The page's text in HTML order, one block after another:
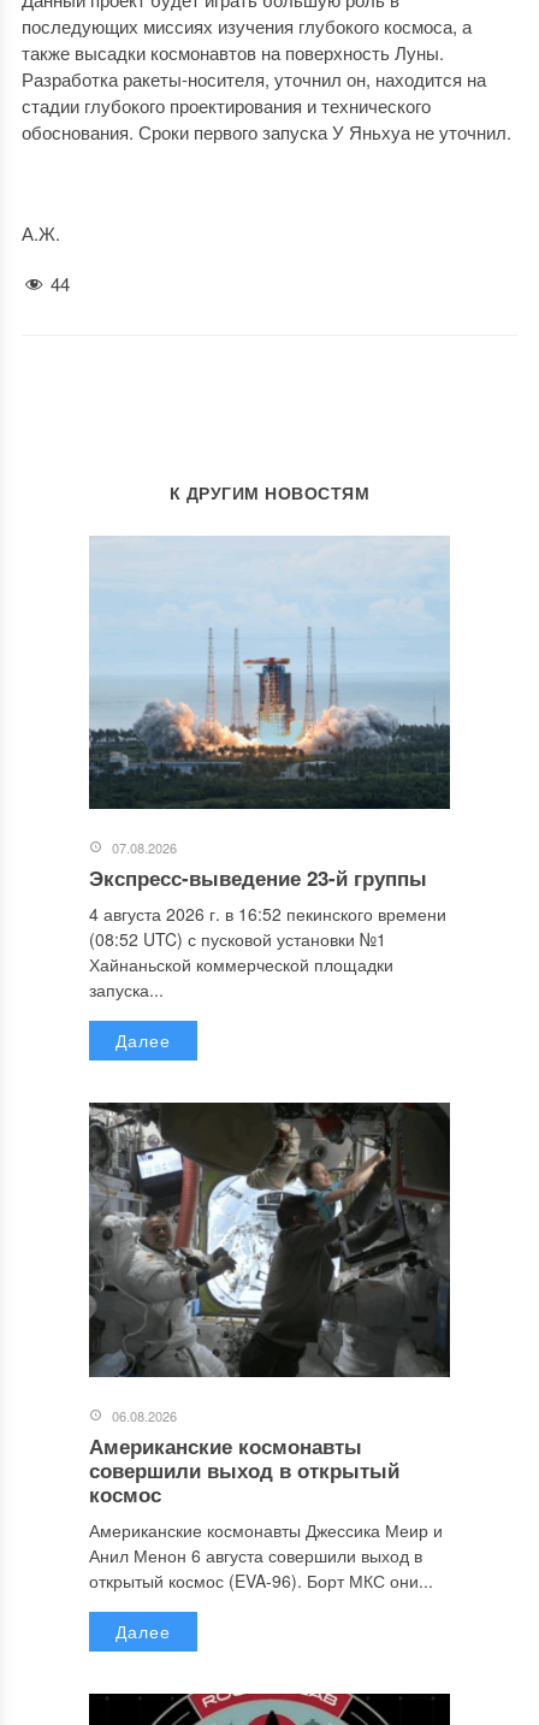
последующих миссиях изучения глубокого космоса, а
также высадки космонавтов на поверхность Луны.
Разработка ракеты-носителя, уточнил он, находится на
стадии глубокого проектирования и технического
обоснования. Сроки первого запуска У Яньхуа не уточнил.
А.Ж.
44
К ДРУГИМ НОВОСТЯМ
07.08.2026
Экспресс-выведение 23-й группы
4 августа 2026 г. в 16:52 пекинского времени
(08:52 UTC) с пусковой установки №1
Хайнаньской коммерческой площадки
запуска...
Далее
06.08.2026
Американские космонавты
совершили выход в открытый
космос
Американские космонавты Джессика Меир и
Анил Менон 6 августа совершили выход в
открытый космос (EVA-96). Борт МКС они...
Далее